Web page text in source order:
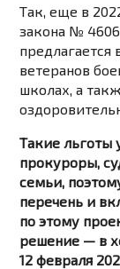
Так, еще в
закона №
предлагается
ветеранов
школах, а
Такие
прокуроры,
семьи,
перечень и
по этому
решение — в
12 февраля